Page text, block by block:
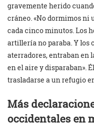
gravemente herido
cráneo. «No dormimos ni
cada cinco minutos. Los
artillería no paraba. Y los
aterradores, entraban en
en el aire y disparaban».
trasladarse a un refugio
Más
occidentales en